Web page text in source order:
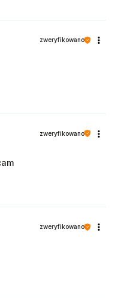
zweryfikowano
zweryfikowano
zweryfikowano